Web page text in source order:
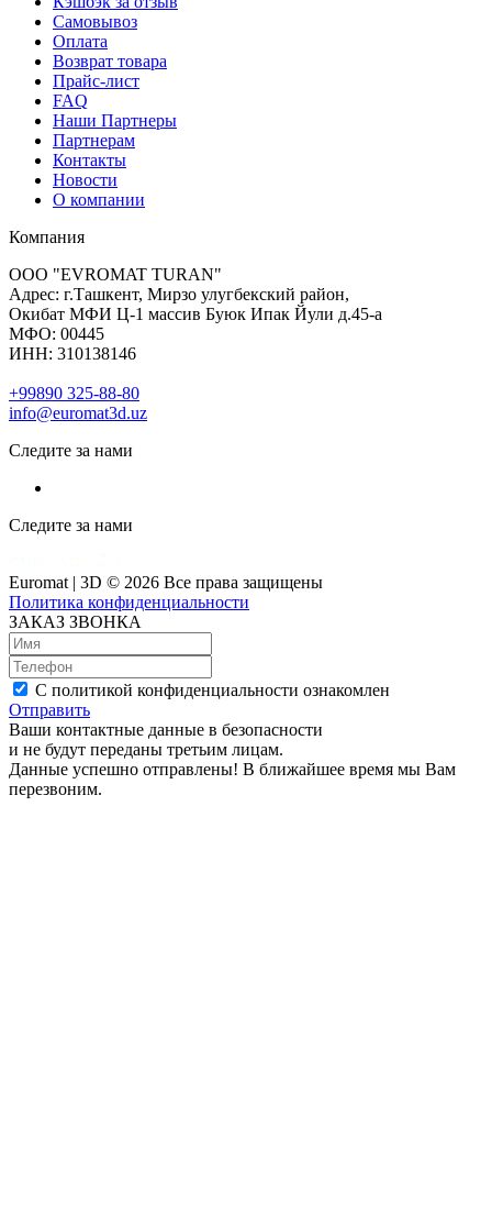
Самовывоз
Оплата
Возврат товара
Прайс-лист
FAQ
Наши Партнеры
Партнерам
Контакты
Новости
О компании
Компания
ООО "EVROMAT TURAN"
Адрес: г.Ташкент, Мирзо улугбекский район,
Окибат МФИ Ц-1 массив Буюк Ипак Йули д.45-а
МФО: 00445
ИНН: 310138146
+99890 325-88-80
info@euromat3d.uz
Следите за нами
Следите за нами
Euromat | 3D © 2026 Все права защищены
Политика конфиденциальности
ЗАКАЗ ЗВОНКА
С политикой конфиденциальности ознакомлен
Отправить
Ваши контактные данные в безопасности
и не будут переданы третьим лицам.
Данные успешно отправлены! В ближайшее время мы Вам
перезвоним.